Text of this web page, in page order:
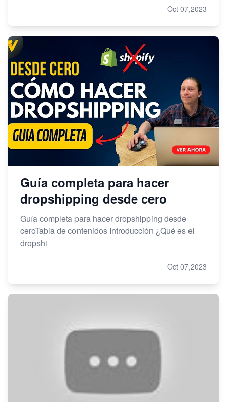
Oct 07,2023
Guía completa para hacer
dropshipping desde cero
Guía completa para hacer dropshipping desde
ceroTabla de contenidos Introducción ¿Qué es el
dropshi
Oct 07,2023